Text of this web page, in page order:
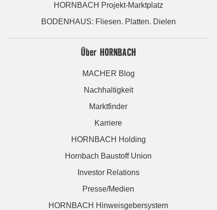
HORNBACH Projekt-Marktplatz
BODENHAUS: Fliesen. Platten. Dielen
Über HORNBACH
MACHER Blog
Nachhaltigkeit
Marktfinder
Karriere
HORNBACH Holding
Hornbach Baustoff Union
Investor Relations
Presse/Medien
HORNBACH Hinweisgebersystem